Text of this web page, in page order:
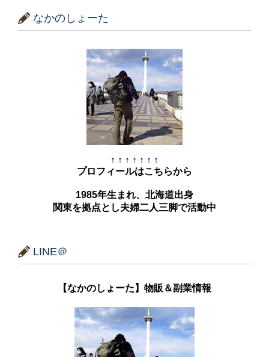
なかのしょーた
↑ ↑ ↑ ↑ ↑ ↑ ↑
プロフィールはこちらから
1985年生まれ、北海道出身
関東を拠点とし夫婦二人三脚で活動中
LINE＠
【なかのしょーた】物販＆副業情報